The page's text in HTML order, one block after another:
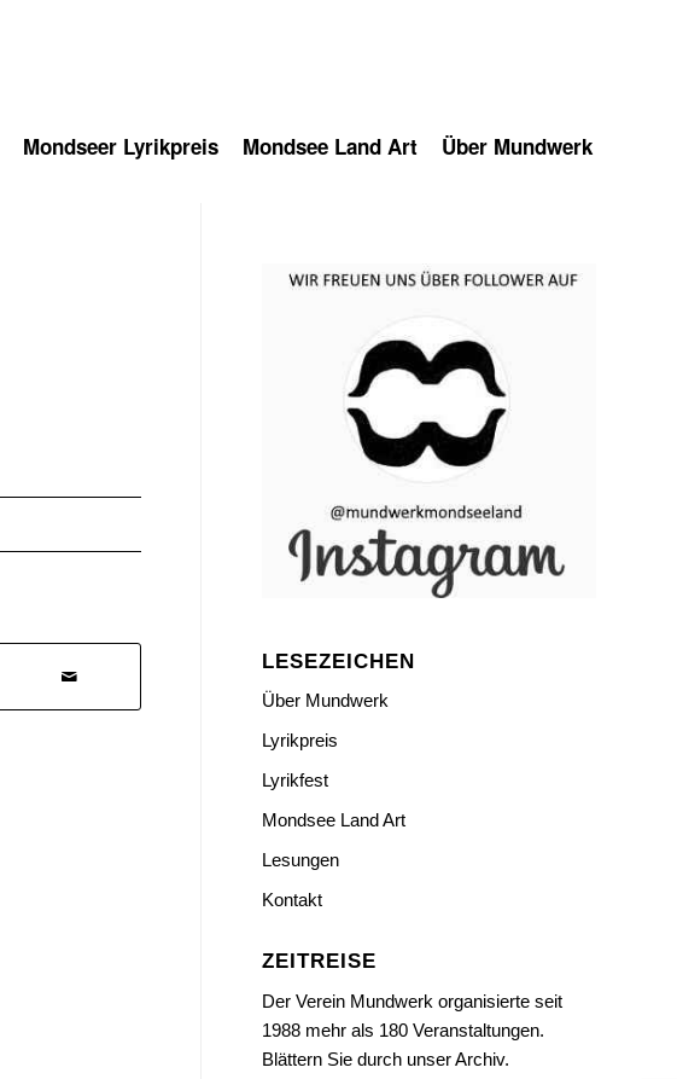
Mondseer Lyrikpreis Mondsee Land Art Über Mundwerk
LESEZEICHEN
Über Mundwerk
Lyrikpreis
Lyrikfest
Mondsee Land Art
Lesungen
Kontakt
ZEITREISE
Der Verein Mundwerk organisierte seit
1988 mehr als 180 Veranstaltungen.
Blättern Sie durch unser Archiv.